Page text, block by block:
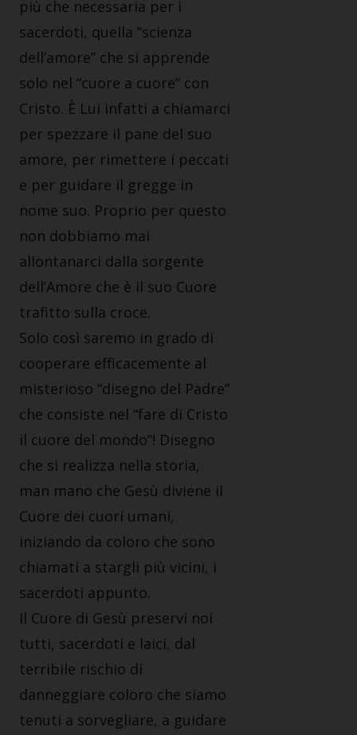
più che necessaria per i
sacerdoti, quella “scienza
dell’amore” che si apprende
solo nel “cuore a cuore” con
Cristo. È Lui infatti a chiamarci
per spezzare il pane del suo
amore, per rimettere i peccati
e per guidare il gregge in
nome suo. Proprio per questo
non dobbiamo mai
allontanarci dalla sorgente
dell’Amore che è il suo Cuore
trafitto sulla croce.
Solo così saremo in grado di
cooperare efficacemente al
misterioso “disegno del Padre”
che consiste nel “fare di Cristo
il cuore del mondo”! Disegno
che si realizza nella storia,
man mano che Gesù diviene il
Cuore dei cuori umani,
iniziando da coloro che sono
chiamati a stargli più vicini, i
sacerdoti appunto.
Il Cuore di Gesù preservi noi
tutti, sacerdoti e laici, dal
terribile rischio di
danneggiare coloro che siamo
tenuti a sorvegliare, a guidare